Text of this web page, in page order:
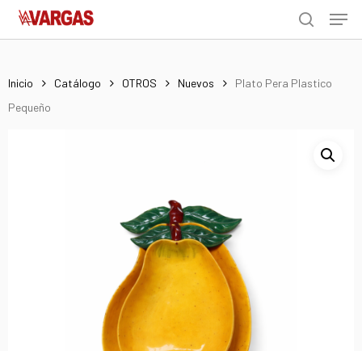
Skip
search
Menu
Inicio Catálogo OTROS Nuevos
Plato Pera Plastico
Pequeño